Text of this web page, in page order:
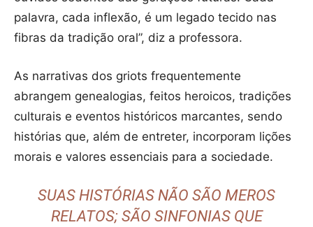
palavra, cada inflexão, é um legado tecido nas
fibras da tradição oral”, diz a professora.
As narrativas dos griots frequentemente
abrangem genealogias, feitos heroicos, tradições
culturais e eventos históricos marcantes, sendo
histórias que, além de entreter, incorporam lições
morais e valores essenciais para a sociedade.
SUAS HISTÓRIAS NÃO SÃO MEROS
RELATOS; SÃO SINFONIAS QUE